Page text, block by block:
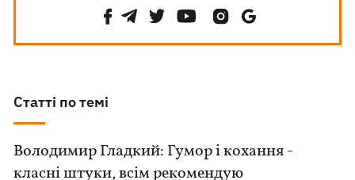
Статті по темі
Володимир Гладкий: Гумор і кохання -
класні штуки, всім рекомендую